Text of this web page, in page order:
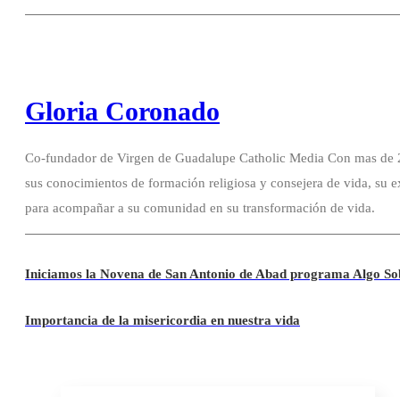
Gloria Coronado
Co-fundador de Virgen de Guadalupe Catholic Media Con mas
sus conocimientos de formación religiosa y consejera de vida, su
para acompañar a su comunidad en su transformación de vida.
Iniciamos la Novena de San Antonio de Abad programa Algo
Importancia de la misericordia en nuestra vida